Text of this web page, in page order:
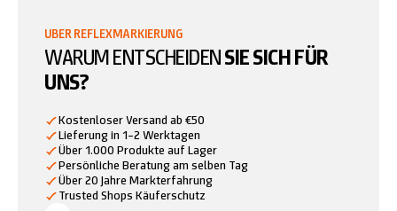
UBER REFLEXMARKIERUNG
WARUM ENTSCHEIDENSIE SICH FÜR
UNS?
Kostenloser Versand ab €50
Lieferung in 1–2 Werktagen
Über 1.000 Produkte auf Lager
Persönliche Beratung am selben Tag
Über 20 Jahre Markterfahrung
Trusted Shops Käuferschutz